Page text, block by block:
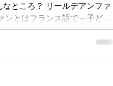
ところ？ リールデアンファ
ンとはフランス語で～子ども
す。 いつも子どもたちの笑
を込めて名付けました。...